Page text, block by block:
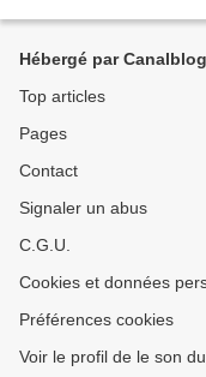
Hébergé par Canalblog
Top articles
Pages
Contact
Signaler un abus
C.G.U.
Cookies et données
Préférences cookies
Voir le profil de le son